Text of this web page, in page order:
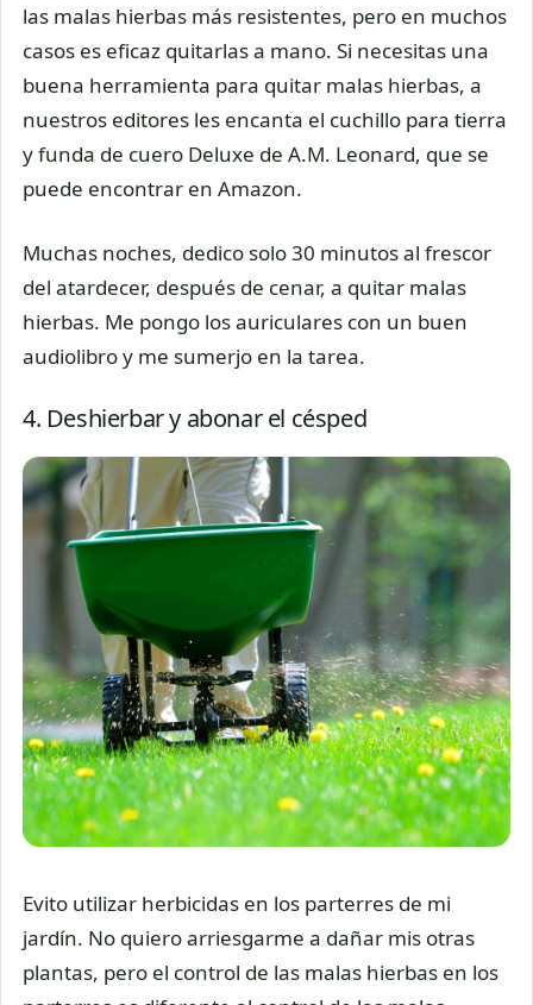
las malas hierbas más resistentes, pero en muchos
casos es eficaz quitarlas a mano. Si necesitas una
buena herramienta para quitar malas hierbas, a
nuestros editores les encanta el cuchillo para tierra
y funda de cuero Deluxe de A.M. Leonard, que se
puede encontrar en Amazon.
Muchas noches, dedico solo 30 minutos al frescor
del atardecer, después de cenar, a quitar malas
hierbas. Me pongo los auriculares con un buen
audiolibro y me sumerjo en la tarea.
4. Deshierbar y abonar el césped
Evito utilizar herbicidas en los parterres de mi
jardín. No quiero arriesgarme a dañar mis otras
plantas, pero el control de las malas hierbas en los